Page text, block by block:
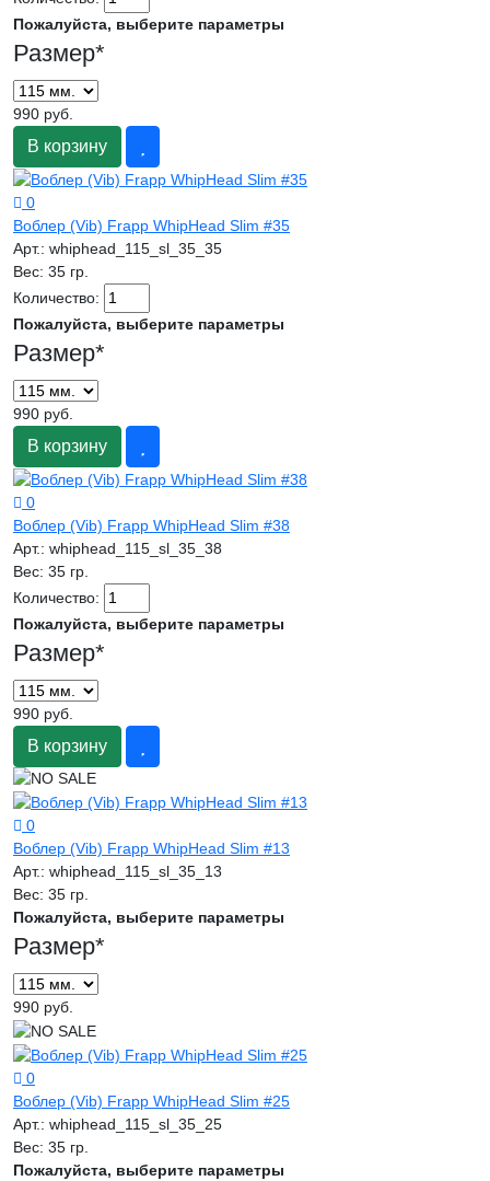
Пожалуйста, выберите параметры
Размер*
990 руб.
В корзину
0
Воблер (Vib) Frapp WhipHead Slim #35
Арт.: whiphead_115_sl_35_35
Вес: 35 гр.
Количество:
Пожалуйста, выберите параметры
Размер*
990 руб.
В корзину
0
Воблер (Vib) Frapp WhipHead Slim #38
Арт.: whiphead_115_sl_35_38
Вес: 35 гр.
Количество:
Пожалуйста, выберите параметры
Размер*
990 руб.
В корзину
0
Воблер (Vib) Frapp WhipHead Slim #13
Арт.: whiphead_115_sl_35_13
Вес: 35 гр.
Пожалуйста, выберите параметры
Размер*
990 руб.
0
Воблер (Vib) Frapp WhipHead Slim #25
Арт.: whiphead_115_sl_35_25
Вес: 35 гр.
Пожалуйста, выберите параметры